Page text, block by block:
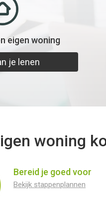
eigen woning
je lenen
woning
Bereid je goed voor
Bekijk stappenplannen